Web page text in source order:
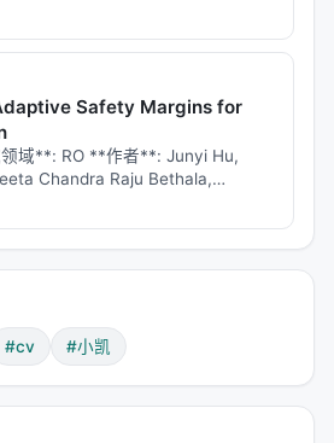
有阳光，水压是地表的 100 倍，
灯切开的...
Safety Margins for
域**: RO **作者**: Junyi Hu,
Chandra Raju Bethala,
#cv #小凯